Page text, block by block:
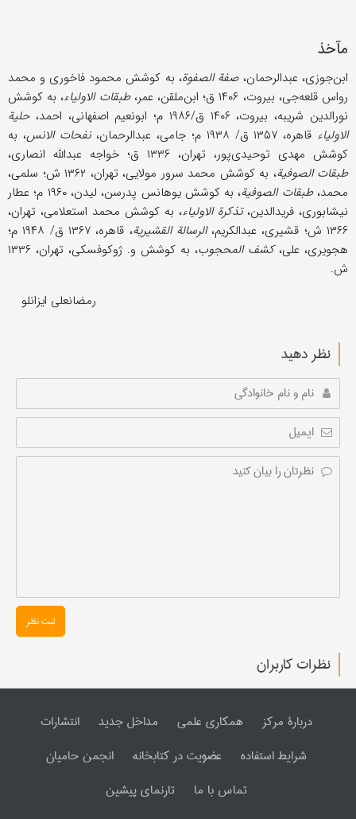
مآخذ
ابن‌جوزی، عبدالرحمان،صفة الصفوة، به کوشش محمود فاخوری و محمد
رواس قلعه‌جی، بیروت، ۱۴۰۶ ق؛ ابن‌ملقن، عمر،
طبقات الاولیاء، به کوشش
نورالدین شریبه، بیروت، ۱۴۰۶ ق/۱۹۸۶ م؛ ابونعیم اصفهانی، احمد،
حلیة
الاولیاء قاهره، ۱۳۵۷ ق/ ۱۹۳۸ م؛ جامی، عبدالرحمان، نفحات الانس، به
کوشش مهدی توحید‌ی‌پور، تهران، ۱۳۳۶ ق؛ خواجه عبدالله انصاری،
طبقات الصوفیة
، به کوشش محمد سرور مولایی، تهران، ۱۳۶۲ ش؛ سلمی،
محمد،طبقات الصوفیة
، به کوشش یوهانس پدرسن، لیدن، ۱۹۶۰ م؛ عطار
نیشابوری، فریدالدین،تذکرة الاولیاء، به کوشش محمد استعلامی، تهران،
۱۳۶۶ ش؛ قشیری، عبدالکریم،
الرسالة القشیریة
، قاهره، ۱۳۶۷ ق/ ۱۹۴۸ م؛
هجویری، علی،کشف المحجوب
، به کوشش و. ژوکوفسکی، تهران، ۱۳۳۶
ش.
رمضانعلی ایزانلو
نظر دهید
ثبت نظر
نظرات کاربران
دربارۀ مرکز همکاری علمی مداخل جدید
انتشارات
شرایط استفاده
عضویت در کتابخانه
انجمن حامیان
تماس با ما
تارنمای پیشین